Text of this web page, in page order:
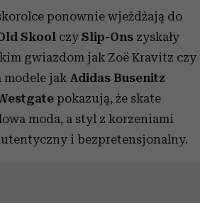
ponownie wjeżdżają do
Skool czy Slip-Ons zyskały
gwiazdom jak Zoë Kravitz czy
modele jak Adidas Busenitz
pokazują, że skate
moda, a styl z korzeniami
i bezpretensjonalny.